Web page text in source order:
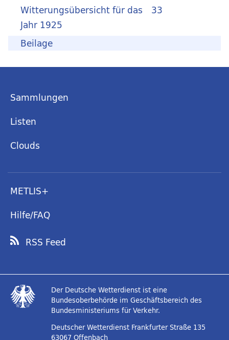
33
Witterungsübersicht für das
Jahr 1925
Beilage
Sammlungen
Listen
Clouds
METLIS+
Hilfe/FAQ
RSS Feed
Der Deutsche Wetterdienst ist eine
Bundesoberbehörde im Geschäftsbereich des
Bundesministeriums für Verkehr.
Deutscher Wetterdienst Frankfurter Straße 135
63067 Offenbach